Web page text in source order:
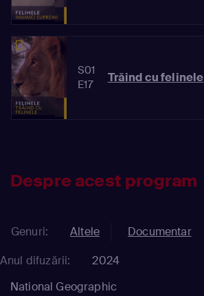
S01
E17
Trăind cu felinele
Despre acest program
Genuri: Altele
Documentar
Anul difuzării:
2024
National Geographic